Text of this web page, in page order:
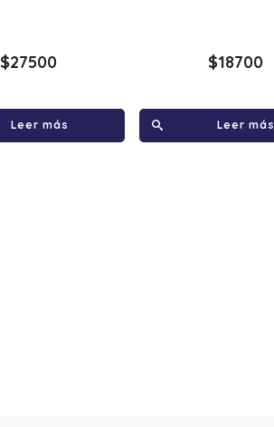
$27500
Leer más
$18700
Leer más